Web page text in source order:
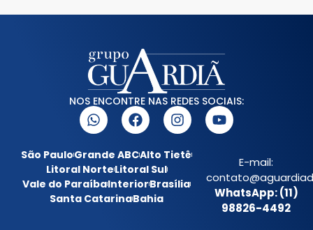
NOS ENCONTRE NAS REDES SOCIAIS:
São PauloGrande ABCAlto Tietê
Litoral NorteLitoral Sul
Vale do ParaíbaInteriorBrasília
Santa CatarinaBahia
E-mail:
WhatsApp: (11)
98826-4492